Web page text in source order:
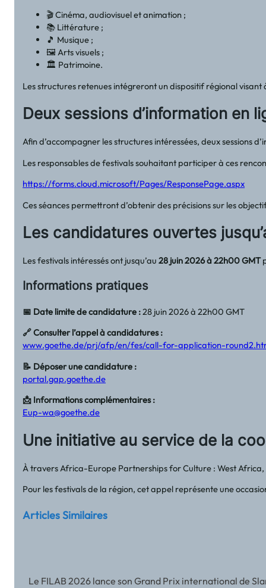
🎬 Cinéma, audiovisuel et animation ;
📚 Littérature ;
🎵 Musique ;
🖼️ Arts visuels ;
🏛️ Patrimoine.
Les structures retenues intégreront un dispositif régional
Deux sessions d’information en
Afin d’accompagner les structures intéressées, deux sessions
Les responsables de festivals souhaitant participer à ces
https://forms.cloud.microsoft/Pages/ResponsePage.aspx
Ces séances permettront d’obtenir des précisions sur les
Les candidatures ouvertes
Les festivals intéressés ont jusqu’au28 juin 2026 à 22h00 GMT
Informations pratiques
📅 Date limite de candidature :28 juin 2026 à 22h00 GMT
🔗 Consulter l’appel à candidatures :
www.goethe.de/prj/afp/en/fes/call-for-application-
📝 Déposer une candidature :
portal.gap.goethe.de
📩 Informations complémentaires :
Eup-wa@goethe.de
Une initiative au service de la
À travers Africa-Europe Partnerships for Culture : West
Pour les festivals de la région, cet appel représente une
Articles Similaires
Le FILAB 2026 lance son Grand Prix international de